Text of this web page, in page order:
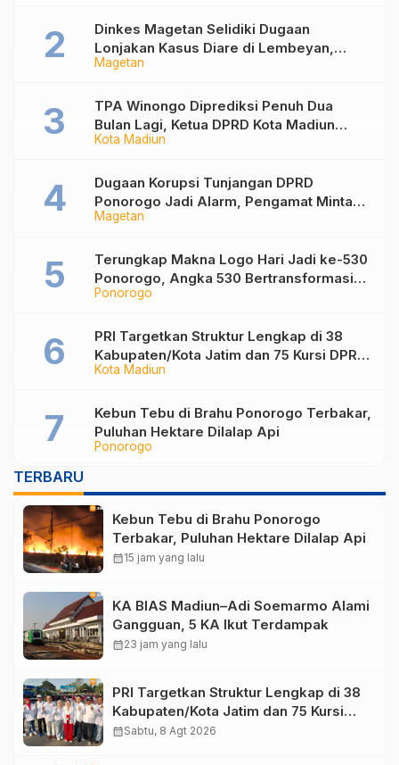
Magetan
Dinkes Magetan Selidiki Dugaan
Lonjakan Kasus Diare di Lembeyan,
Lakukan Penyelidikan Epidemiologi
Kota Madiun
TPA Winongo Diprediksi Penuh Dua
Bulan Lagi, Ketua DPRD Kota Madiun
Desak Pemkot Percepat Penanganan
Magetan
Dugaan Korupsi Tunjangan DPRD
Ponorogo Jadi Alarm, Pengamat Minta
Magetan Perkuat Tata Kelola
Ponorogo
Terungkap Makna Logo Hari Jadi ke-530
Ponorogo, Angka 530 Bertransformasi
Jadi Sekar Kinanthi
Kota Madiun
PRI Targetkan Struktur Lengkap di 38
Kabupaten/Kota Jatim dan 75 Kursi DPR
RI pada Pemilu 2029
Ponorogo
Kebun Tebu di Brahu Ponorogo Terbakar,
Puluhan Hektare Dilalap Api
TERBARU
Kebun Tebu di Brahu Ponorogo
Terbakar, Puluhan Hektare Dilalap Api
calendar_month15 jam yang lalu
KA BIAS Madiun–Adi Soemarmo Alami
Gangguan, 5 KA Ikut Terdampak
calendar_month23 jam yang lalu
PRI Targetkan Struktur Lengkap di 38
Kabupaten/Kota Jatim dan 75 Kursi
DPR RI pada Pemilu 2029
calendar_monthSabtu, 8 Agt 2026